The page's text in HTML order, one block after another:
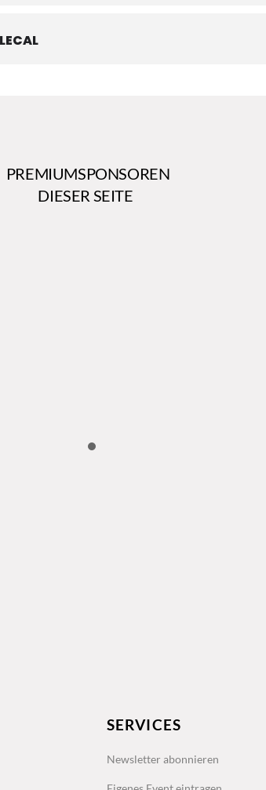
PREMIUMSPONSOREN
DIESER SEITE
SERVICES
Newsletter abonnieren